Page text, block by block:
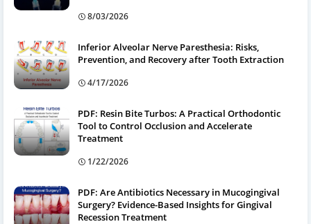
8/03/2026
Inferior Alveolar Nerve Paresthesia: Risks,
Prevention, and Recovery after Tooth Extraction
4/17/2026
PDF: Resin Bite Turbos: A Practical Orthodontic
Tool to Control Occlusion and Accelerate
Treatment
1/22/2026
PDF: Are Antibiotics Necessary in Mucogingival
Surgery? Evidence-Based Insights for Gingival
Recession Treatment